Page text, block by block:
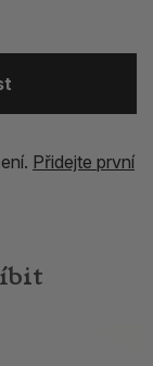
Přidejte první